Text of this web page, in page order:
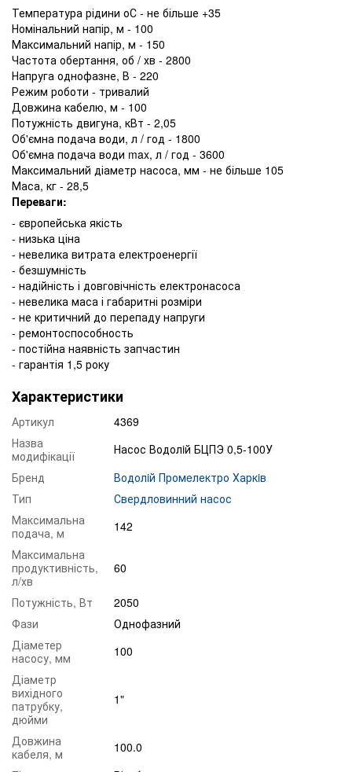
Температура рідини оС - не більше +35
Номінальний напір, м - 100
Максимальний напір, м - 150
Частота обертання, об / хв - 2800
Напруга однофазне, В - 220
Режим роботи - тривалий
Довжина кабелю, м - 100
Потужність двигуна, кВт - 2,05
Об'ємна подача води, л / год - 1800
Об'ємна подача води max, л / год - 3600
Максимальний діаметр насоса, мм - не більше 105
Маса, кг - 28,5
Переваги:
- європейська якість
- низька ціна
- невелика витрата електроенергії
- безшумність
- надійність і довговічність електронасоса
- невелика маса і габаритні розміри
- не критичний до перепаду напруги
- ремонтоспособность
- постійна наявність запчастин
- гарантія 1,5 року
Характеристики
Артикул
4369
Назва
модифікації
Насос Водолiй БЦПЭ 0,5-100У
Бренд
Водолiй Промeлектро Харкiв
Тип
Свердловинний насос
Максимальна
подача, м
142
Максимальна
продуктивність,
л/хв
60
Потужність, Вт
2050
Фази
Однофазний
Діаметер
насосу, мм
100
Діаметр
вихідного
патрубку,
дюйми
1"
Довжина
кабеля, м
100.0